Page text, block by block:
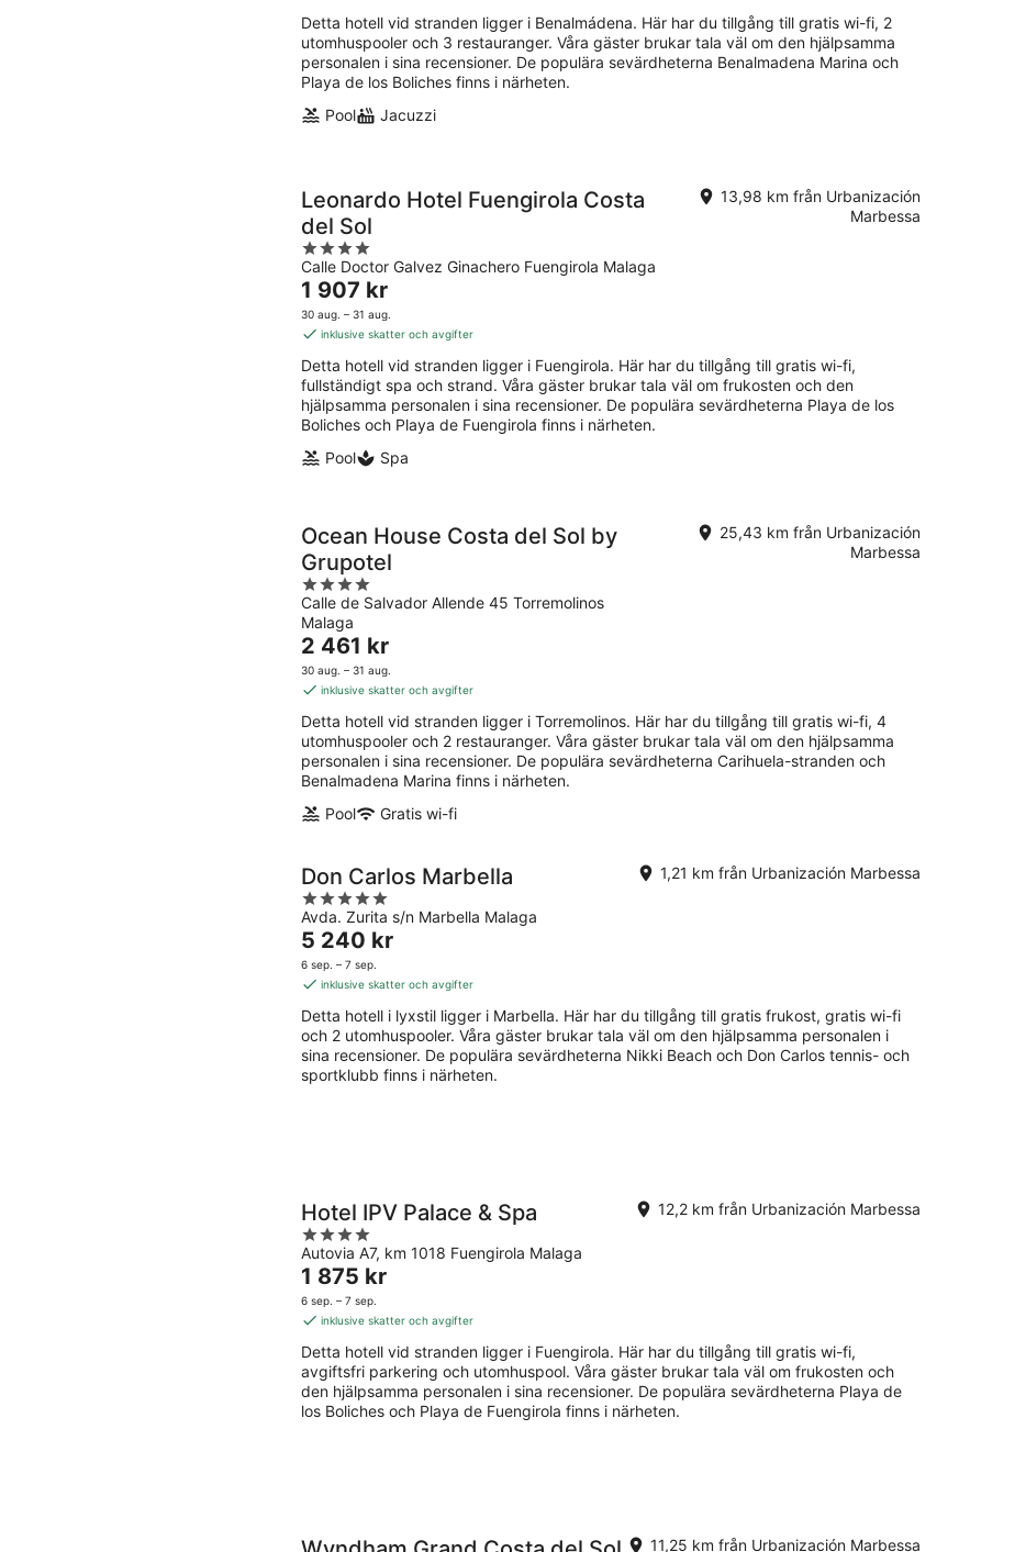
natt
Detta hotell vid stranden ligger i Benalmádena. Här har du tillgång till gratis wi-fi, 2
utomhuspooler och 3 restauranger. Våra gäster brukar tala väl om den hjälpsamma
personalen i sina recensioner. De populära sevärdheterna Benalmadena Marina och
Playa de los Boliches finns i närheten.
Pool
Jacuzzi
Leonardo Hotel Fuengirola Costa
del Sol
4
out
of
5
Calle Doctor Galvez Ginachero Fuengirola Malaga
13,98 km från Urbanización
Marbessa
Priset
är
1 907 kr
natt
1 907 kr
30 aug. – 31 aug.
inklusive skatter och avgifter
Detta hotell vid stranden ligger i Fuengirola. Här har du tillgång till gratis wi-fi,
fullständigt spa och strand. Våra gäster brukar tala väl om frukosten och den
hjälpsamma personalen i sina recensioner. De populära sevärdheterna Playa de los
Boliches och Playa de Fuengirola finns i närheten.
Pool
Spa
Ocean House Costa del Sol by
Grupotel
4
out
of
5
Calle de Salvador Allende 45 Torremolinos
Malaga
25,43 km från Urbanización
Marbessa
Priset
är
2 461 kr
natt
2 461 kr
30 aug. – 31 aug.
inklusive skatter och avgifter
Detta hotell vid stranden ligger i Torremolinos. Här har du tillgång till gratis wi-fi, 4
utomhuspooler och 2 restauranger. Våra gäster brukar tala väl om den hjälpsamma
personalen i sina recensioner. De populära sevärdheterna Carihuela-stranden och
Benalmadena Marina finns i närheten.
Pool
Gratis wi-fi
Don Carlos Marbella
5
out
of
5
Avda. Zurita s/n Marbella Malaga
1,21 km från Urbanización Marbessa
Priset
är
5 240 kr
natt
5 240 kr
6 sep. – 7 sep.
inklusive skatter och avgifter
Detta hotell i lyxstil ligger i Marbella. Här har du tillgång till gratis frukost, gratis wi-fi
och 2 utomhuspooler. Våra gäster brukar tala väl om den hjälpsamma personalen i
sina recensioner. De populära sevärdheterna Nikki Beach och Don Carlos tennis- och
sportklubb finns i närheten.
Hotel IPV Palace & Spa
4
out
of
5
Autovia A7, km 1018 Fuengirola Malaga
12,2 km från Urbanización Marbessa
Priset
är
1 875 kr
natt
1 875 kr
6 sep. – 7 sep.
inklusive skatter och avgifter
Detta hotell vid stranden ligger i Fuengirola. Här har du tillgång till gratis wi-fi,
avgiftsfri parkering och utomhuspool. Våra gäster brukar tala väl om frukosten och
den hjälpsamma personalen i sina recensioner. De populära sevärdheterna Playa de
los Boliches och Playa de Fuengirola finns i närheten.
11,25 km från Urbanización Marbessa